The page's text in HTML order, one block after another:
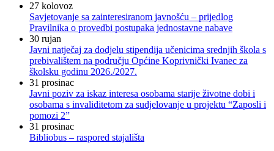
27 kolovoz
Savjetovanje sa zainteresiranom javnošću – prijedlog
Pravilnika o provedbi postupaka jednostavne nabave
30 rujan
Javni natječaj za dodjelu stipendija učenicima srednjih škola s
prebivalištem na području Općine Koprivnički Ivanec za
školsku godinu 2026./2027.
31 prosinac
Javni poziv za iskaz interesa osobama starije životne dobi i
osobama s invaliditetom za sudjelovanje u projektu “Zaposli i
pomozi 2”
31 prosinac
Bibliobus – raspored stajališta